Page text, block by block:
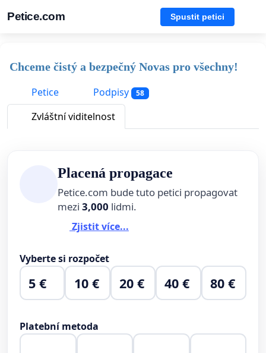
Petice.com Spustit petici
Chceme čistý a bezpečný Novas pro všechny!
Petice
Podpisy 58
Zvláštní viditelnost
Placená propagace
Petice.com bude tuto petici propagovat
mezi 3,000 lidmi.
Zjistit více...
Vyberte si rozpočet
5 € 10 € 20 € 40 € 80 €
Platební metoda